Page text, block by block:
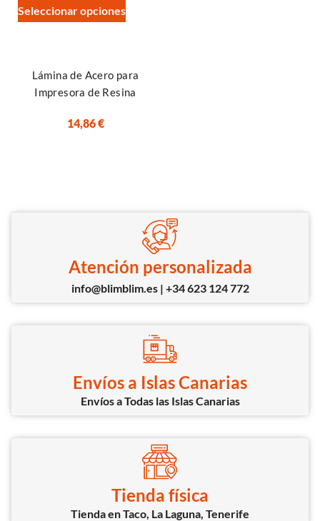
Seleccionar opciones
Lámina de Acero para
Impresora de Resina
14,86€
Atención personalizada
info@blimblim.es | +34 623 124 772
Envíos a Islas Canarias
Envíos a Todas las Islas Canarias
Tienda física
Tienda en Taco, La Laguna, Tenerife